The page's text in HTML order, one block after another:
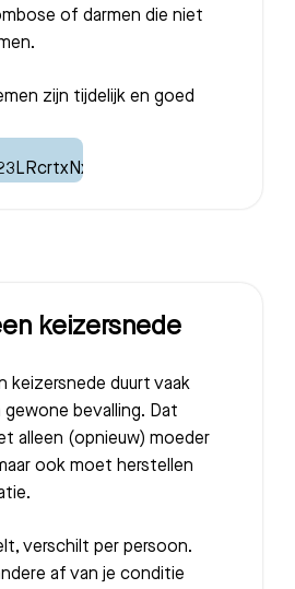
of darmen die niet
zijn tijdelijk en goed
keizersnede
keizersnede duurt vaak
gewone bevalling. Dat
alleen (opnieuw) moeder
ook moet herstellen
verschilt per persoon.
af van je conditie